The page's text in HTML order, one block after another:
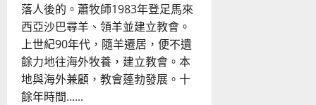
落人後的。蕭牧師1983年登足馬來
西亞沙巴尋羊、領羊並建立教會。
上世紀90年代，隨羊遷居，便不遺
餘力地往海外牧養，建立教會。本
地與海外兼顧，教會蓬勃發展。十
餘年時間......